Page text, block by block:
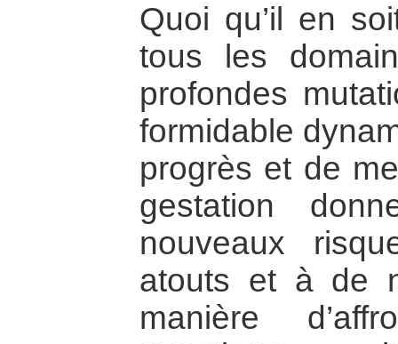
Quoi qu’il en
tous les
profondes
formidable
progrès et de
gestation
nouveaux
atouts et à de
manière